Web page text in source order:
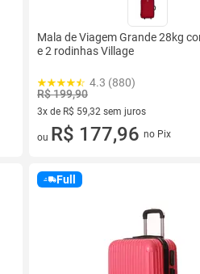
Mala de Viagem Grande 28kg
e 2 rodinhas Village
4.3 (880)
R$ 199,90
3x de R$ 59,32 sem juros
3 vez de R$ 59,32 sem juros
ou R$ 177,96 no Pix
Full